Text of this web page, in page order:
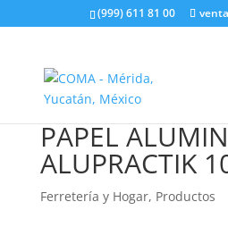
(999) 611 81 00
PAPEL
ALUPRACTIK
Ferretería y Hogar, Productos